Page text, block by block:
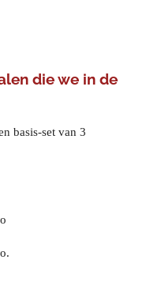
die we in de
basis-set van 3